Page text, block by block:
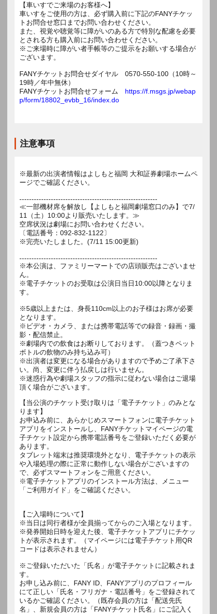
【車いすでご来場のお客様へ】
車いすをご使用の方は、必ず購入前に下記のFANYチケッ
トお問合せ窓口までお問い合わせください。
また、視覚や聴覚等に障がいのある方で特別な配慮を必要
とされる方も購入前にお問い合わせください。
※ご来場時に障がい者手帳等のご提示をお願いする場合が
ございます。
FANYチケットお問合せダイヤル 0570-550-100（10時～
19時／年中無休）
FANYチケットお問合せフォーム https://f.msgs.jp/webap
p/form/18802_evbb_16/index.do
注意事項
※最新の出演者情報はよしもと福岡 大和証券劇場ホームペ
ージでご確認ください。
---------------------------------------------------------
≪一部機材席を解放し【よしもと福岡劇場窓口のみ】で7/
11（土）10:00より販売いたします。≫
空席状況は劇場にお問い合わせください。
〔電話番号：092-832-1122〕
※完売いたしました。(7/11 15:00更新)
---------------------------------------------------------
※本公演は、ファミリーマートでの店頭販売はございませ
ん。
※電子チケットのお受取は公演日当日10:00以降となりま
す。
※5歳以上または、身長110cm以上のお子様はお席が必要
となります。
※ビデオ・カメラ、または携帯電話等での録音・録画・撮
影・配信禁止。
※劇場内での飲食はお断りしております。（蓋つきペット
ボトルの飲物のみ持ち込み可）
※出演者は変更になる場合がありますので予めご了承下さ
い。尚、変更に伴う払戻しは行いません。
※迷惑行為や劇場スタッフの指示に従わない場合はご退場
【当公演のチケット受け取りは「電子チケット」のみとな
ります】
お申込み前に、あらかじめスマートフォンに電子チケット
アプリをインストールし、FANYチケットマイページの電
子チケット設定から携帯電話番号をご登録いただく必要が
あります。
タブレット端末は推奨環境外となり、電子チケットの表示
や入場処理の際に正常に動作しない場合がございますの
で、必ずスマートフォンをご用意ください。
※電子チケットアプリのインストール方法は、メニュー
「ご利用ガイド」をご確認ください。
【ご入場時について】
※当日は同行者様が全員揃ってからのご入場となります。
※発券開始日時を迎えた後、電子チケットアプリにチケッ
トが表示されます。（マイページには電子チケット用QR
コードは表示されません）
※ご登録いただいた「氏名」が電子チケットに記載されま
す。
お申し込み前に、FANY ID、FANYアプリのプロフィール
にて正しい「氏名・フリガナ・電話番号」をご登録されて
いるかご確認ください。（既存会員の方は「配送先氏
名」、新規会員の方は「FANYチケット氏名」にご記入く